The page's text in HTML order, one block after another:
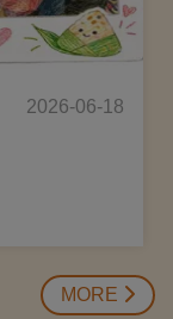
2026-06-18
MORE